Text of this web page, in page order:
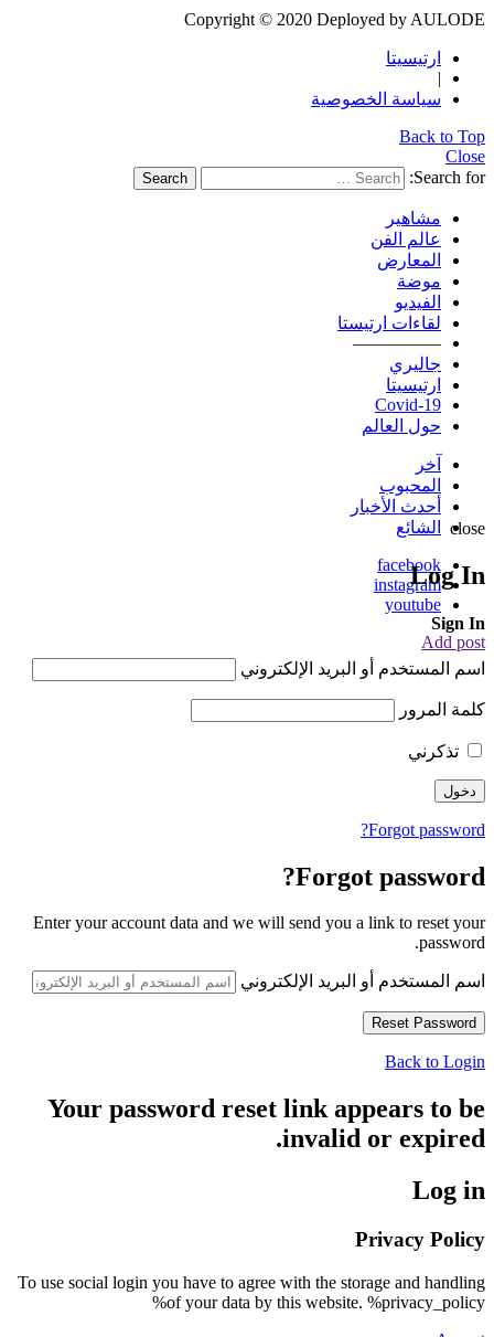
Copyright © 2020 Deployed by AULODE
ارتيسيتا
|
سياسة الخصوصية
Back to Top
Close
Search for:
Search
مشاهير
عالم الفن
المعارض
موضة
الفيديو
لقاءات ارتيستا
—————
جاليري
ارتيسيتا
Covid-19
حول العالم
آخر
المحبوب
أحدث الأخبار
الشائع
facebook
instagram
youtube
Add post
close
Log In
Sign In
اسم المستخدم أو البريد الإلكتروني
كلمة المرور
تذكرني
Forgot password?
Forgot password?
Enter your account data and we will send you a link to reset your
password.
اسم المستخدم أو البريد الإلكتروني
Back to Login
Your password reset link appears to be
invalid or expired.
Log in
Privacy Policy
To use social login you have to agree with the storage and handling
of your data by this website. %privacy_policy%